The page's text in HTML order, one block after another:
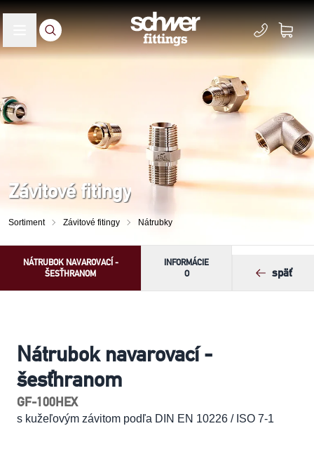
Závitové fitingy
Sortiment Závitové fitingy Nátrubky
NÁTRUBOK NAVAROVACÍ -
ŠESŤHRANOM
INFORMÁCIE
O
späť
Nátrubok navarovací -
šesťhranom
GF-100HEX
s kužeľovým závitom podľa DIN EN 10226 / ISO 7-1